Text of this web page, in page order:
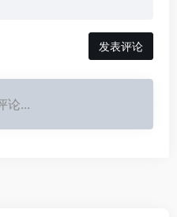
发表评论
论...